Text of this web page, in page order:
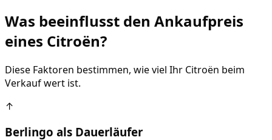
Was beeinflusst den Ankaufpreis
eines Citroën?
Diese Faktoren bestimmen, wie viel Ihr Citroën beim
Verkauf wert ist.
↑
Berlingo als Dauerläufer